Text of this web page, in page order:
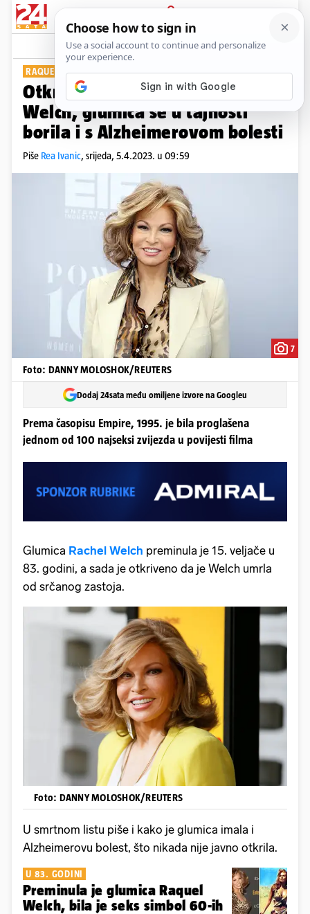
PRIJAVA
Show Komentari
RAQUEL WELCH
Otkriven je uzrok smrti Raquel
Welch, glumica se u tajnosti
borila i s Alzheimerovom bolesti
Piše Rea Ivanic, srijeda, 5.4.2023. u 09:59
7
Foto: DANNY MOLOSHOK/REUTERS
Dodaj 24sata među omiljene izvore na Googleu
Prema časopisu Empire, 1995. je bila proglašena
jednom od 100 najseksi zvijezda u povijesti filma
Glumica Rachel Welch preminula je 15. veljače u
83. godini, a sada je otkriveno da je Welch umrla
od srčanog zastoja.
Foto: DANNY MOLOSHOK/REUTERS
U smrtnom listu piše i kako je glumica imala i
Alzheimerovu bolest, što nikada nije javno otkrila.
U 83. GODINI
Preminula je glumica Raquel
Welch, bila je seks simbol 60-ih